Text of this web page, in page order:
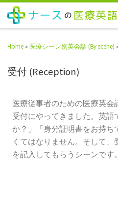
Home » 医療シーン別英会話 (By scene) »
受付 (Reception)
医療従事者のための医療英会
受付にやってきました。英語
か？」「身分証明書をお持ち
くてはなりません。そして、
を記入してもらうシーンです。